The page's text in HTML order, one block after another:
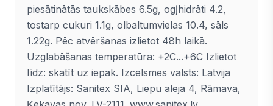
piesātinātās taukskābes 6.5g, ogļhidrāti 4.2,
tostarp cukuri 1.1g, olbaltumvielas 10.4, sāls
1.22g. Pēc atvēršanas izlietot 48h laikā.
Uzglabāšanas temperatūra: +2C...+6C Izlietot
līdz: skatīt uz iepak. Izcelsmes valsts: Latvija
Izplatītājs: Sanitex SIA, Liepu aleja 4, Rāmava,